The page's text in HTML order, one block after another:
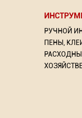
РУЧНОЙ
ПЕНЫ,